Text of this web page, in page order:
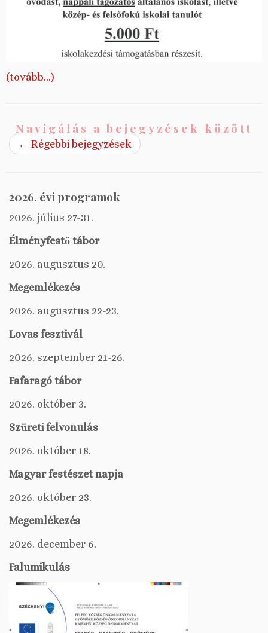
(tovább…)
Navigálás a bejegyzések között
← Régebbi bejegyzések
2026. évi programok
2026. július 27-31.
Élményfestő tábor
2026. augusztus 20.
Megemlékezés
2026. augusztus 22-23.
Lovas fesztivál
2026. szeptember 21-26.
Fafaragó tábor
2026. október 3.
Szüreti felvonulás
2026. október 18.
Magyar festészet napja
2026. október 23.
Megemlékezés
2026. december 6.
Falumikulás